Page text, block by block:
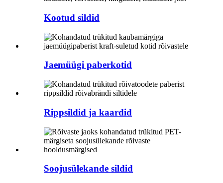
Kootud sildid
Jaemüügi paberkotid
Rippsildid ja kaardid
Soojusülekande sildid